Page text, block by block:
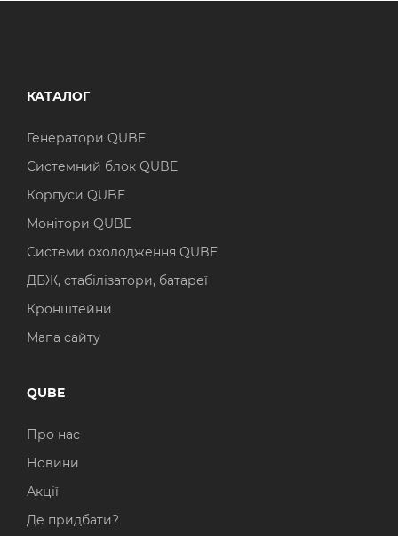
КАТАЛОГ
Генератори QUBE
Системний блок QUBE
Корпуси QUBE
Монітори QUBE
Системи охолодження QUBE
ДБЖ, стабілізатори, батареї
Кронштейни
Мапа сайту
QUBE
Про нас
Новини
Акції
Де придбати?